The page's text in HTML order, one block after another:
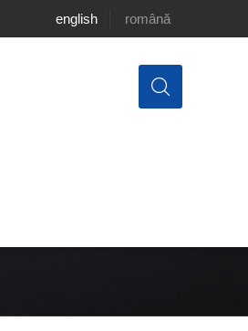
english română
raioane